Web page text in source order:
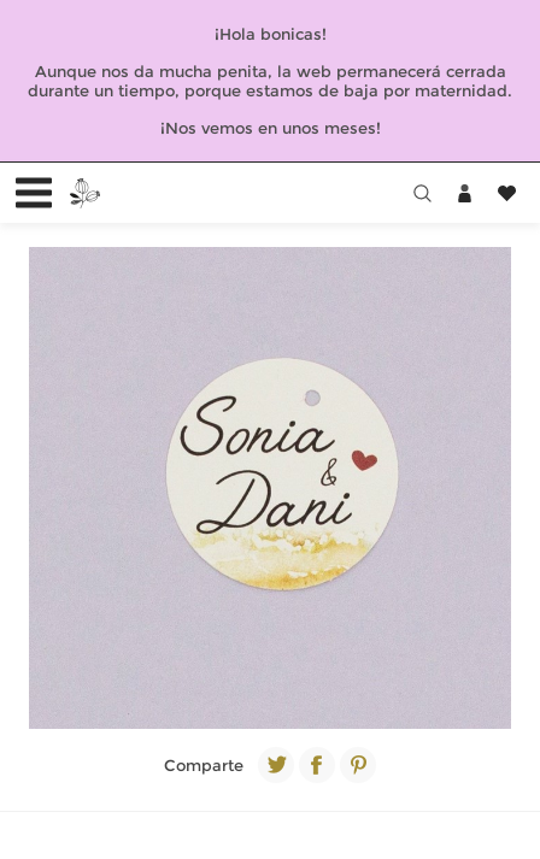
¡Hola bonicas!
Aunque nos da mucha penita, la web permanecerá cerrada
durante un tiempo, porque estamos de baja por maternidad.
¡Nos vemos en unos meses!
Comparte